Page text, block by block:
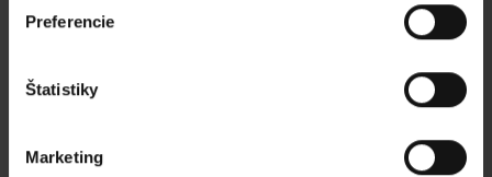
Preferencie
Štatistiky
Marketing
Viac informácií o Liptov region karte aj v
našich Liptov News
Prosím, pre zobrazenie videa,
akceptujte cookies pre